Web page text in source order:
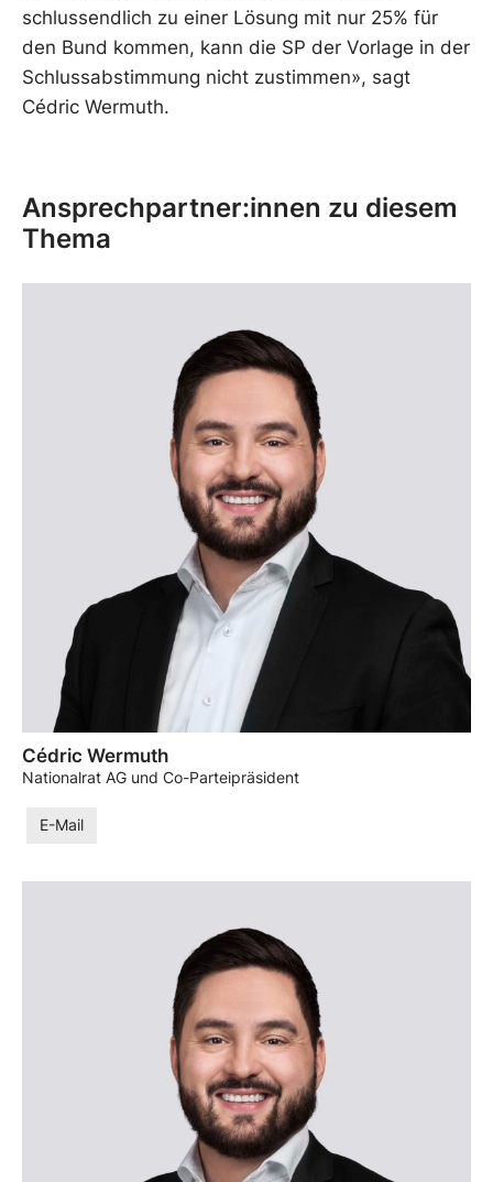
schlussendlich zu einer Lösung mit nur 25% für
den Bund kommen, kann die SP der Vorlage in der
Schlussabstimmung nicht zustimmen», sagt
Cédric Wermuth.
Ansprechpartner:innen zu diesem
Thema
Cédric Wermuth
Nationalrat AG und Co-Parteipräsident
E-Mail